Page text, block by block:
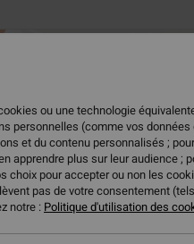
ou une technologie
personnelles (comme vos
et du contenu personnalisés ;
apprendre plus sur leur audience ;
choix pour accepter ou non les
pas de votre consentement
notre : Politique d'utilisation des